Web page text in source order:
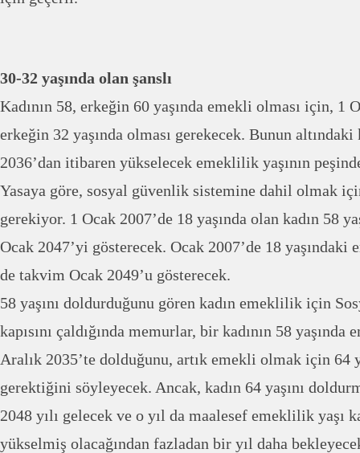
30-32 yaşında olan şanslı
Kadının 58, erkeğin 60 yaşında emekli olması için, 1
erkeğin 32 yaşında olması gerekecek. Bunun
2036’dan itibaren yükselecek emeklilik yaşının
Yasaya göre, sosyal güvenlik sistemine dahil olmak
gerekiyor. 1 Ocak 2007’de 18 yaşında olan kadın 58
Ocak 2047’yi gösterecek. Ocak 2007’de 18 yaşındaki
de takvim Ocak 2049’u gösterecek.
58 yaşını doldurduğunu gören kadın emeklilik için
kapısını çaldığında memurlar, bir kadının 58 yaşında
Aralık 2035’te dolduğunu, artık emekli olmak için 64
gerektiğini söyleyecek. Ancak, kadın 64 yaşını
2048 yılı gelecek ve o yıl da maalesef emeklilik yaşı
yükselmiş olacağından fazladan bir yıl daha